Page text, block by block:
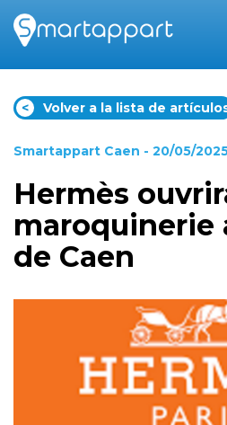
< Volver a la lista de
Smartappart Caen - 20/05/
Hermès
maroquinerie
de Caen